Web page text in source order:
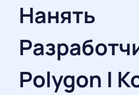
Нанять
Polygon |